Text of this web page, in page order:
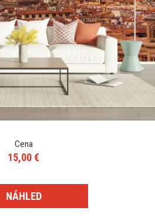
Cena
15,00 €
NÁHLED